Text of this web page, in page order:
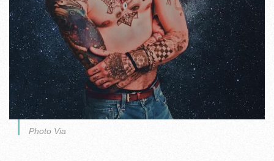
Photo Via